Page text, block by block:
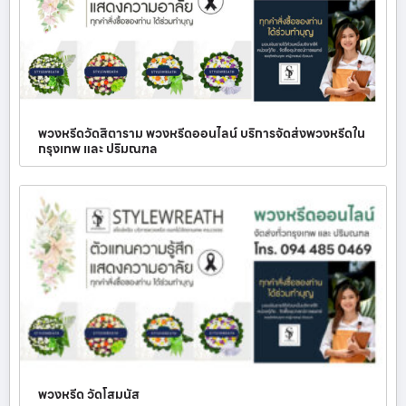
พวงหรีดวัดสิตาราม พวงหรีดออนไลน์ บริการจัดส่งพวงหรีดใน
กรุงเทพ และ ปริมณฑล
พวงหรีด วัดโสมนัส